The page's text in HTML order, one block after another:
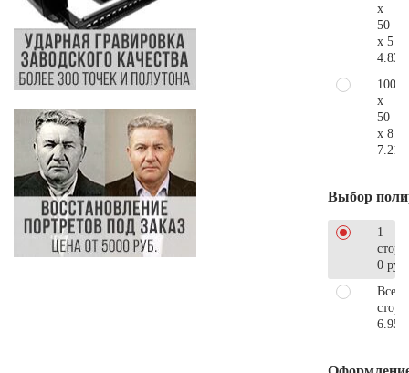
x
50
x 5
100
x
50
x 8
Выбор
1
0 руб.
Все